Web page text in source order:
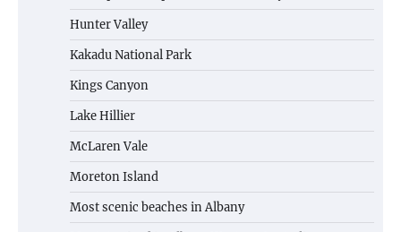
Hunter Valley
Kakadu National Park
Kings Canyon
Lake Hillier
McLaren Vale
Moreton Island
Most scenic beaches in Albany